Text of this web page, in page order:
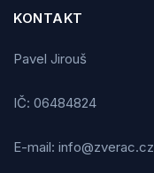
KONTAKT
Pavel Jirouš
IČ: 06484824
E-mail: info@zverac.cz